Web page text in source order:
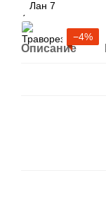
−4%
Описание